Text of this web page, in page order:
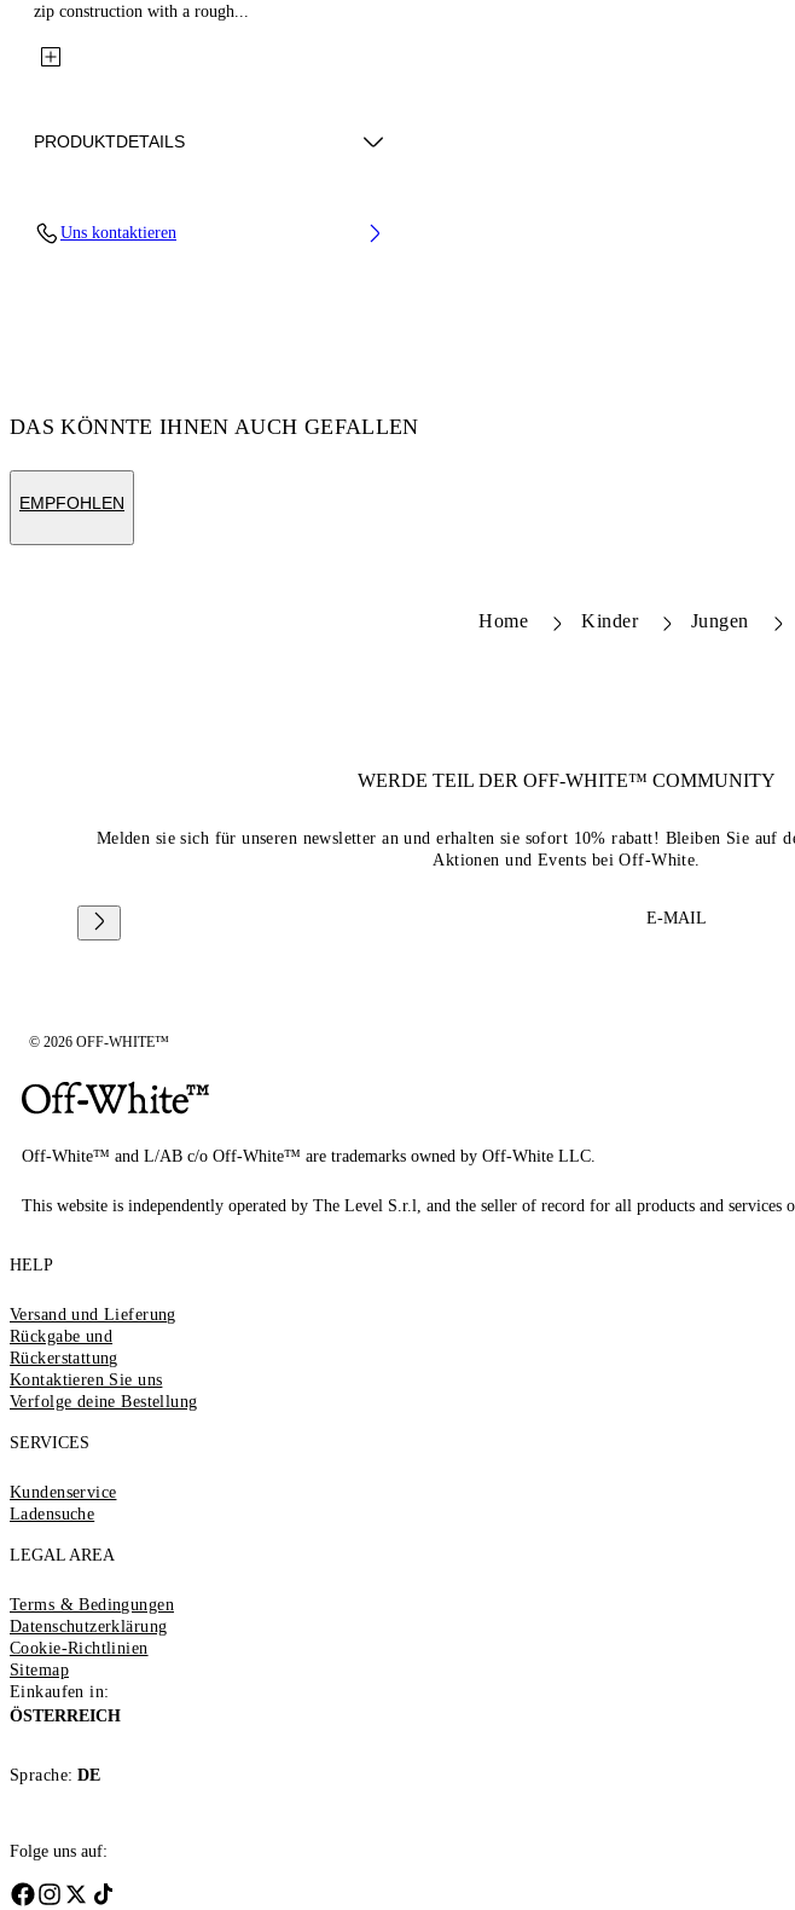
zip construction with a rough...
PRODUKTDETAILS
Uns kontaktieren
DAS KÖNNTE IHNEN AUCH GEFALLEN
EMPFOHLEN
Home Kinder Jungen
WERDE TEIL DEROFF-WHITE™ COMMUNITY
Melden sie sich für unseren newsletter an und erhalten sie sofort 10% rabatt! Bleiben Sie auf
Aktionen und Events bei Off-White.
E-MAIL
© 2026 OFF-WHITE™
Off-White™ and L/AB c/o Off-White™ are trademarks owned by Off-White LLC.
This website is independently operated by The Level S.r.l, and the seller of record for all products and services
HELP
Versand und Lieferung
Rückgabe und
Rückerstattung
Kontaktieren Sie uns
Verfolge deine Bestellung
SERVICES
Kundenservice
Ladensuche
LEGAL AREA
Terms & Bedingungen
Datenschutzerklärung
Cookie-Richtlinien
Sitemap
Einkaufen in:
ÖSTERREICH
Sprache: DE
Folge uns auf: